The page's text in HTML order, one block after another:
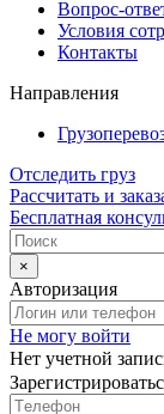
Вопрос-
Условия
Контакты
Направления
Отследить груз
Рассчитать и
Бесплатная
×
Авторизация
Не могу войти
Нет учетной